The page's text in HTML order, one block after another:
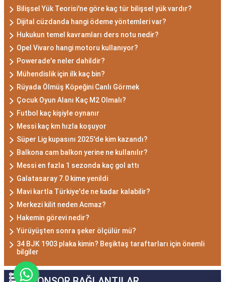
Bilişsel Yük Teorisi'ne göre kaç tür bilişsel yük vardır?
Dijital cüzdanda hangi ödeme yöntemleri var?
Hukukun temel kavramları ders notu nedir?
Opel Vivaro hangi motoru kullanıyor?
Powerade'e neler dahildir?
Mühendislik için ilk kaç bin?
Rüyada Ölmüş Köpeğini Canlı Görmek
Çocuk Oyun Alanı Kaç M2 Olmalı?
Futbol kaç kişiyle oynanır
Messi kaç km hızla koşuyor
Süper Lig kupasını 2025'de kim kazandı?
Balkona cam balkon yerine ne kullanılır?
Messi en fazla 1 sezonda kaç gol attı
Galatasaray 7.0 kime yenildi
Mavi kartla Türkiye'de ne kadar kalabilir?
Merkezi kilit neden Acmaz?
Hakemin görevi nedir?
Yürüyüşten sonra şeker ölçülür mü?
34 BJK 1903 plaka kimin? Beşiktaş taraftarları için önemli
bilgiler